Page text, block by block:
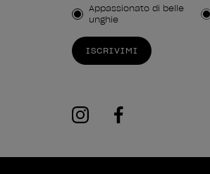
Tipo di cliente
Appassionato di belle
unghie
ISCRIVIMI